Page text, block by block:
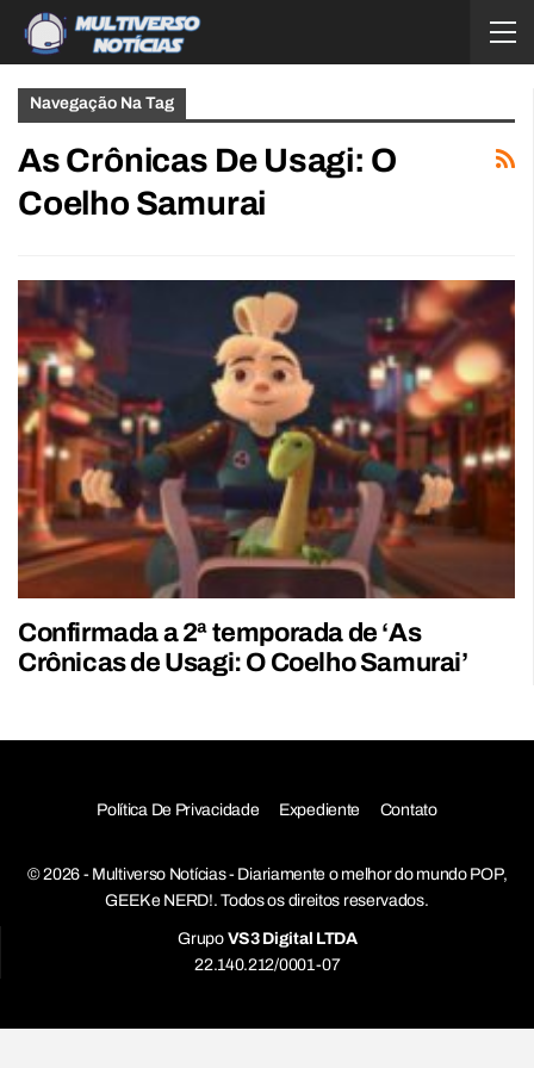
Navegação Na Tag
As Crônicas De Usagi: O
Coelho Samurai
Confirmada a 2ª temporada de ‘As
Crônicas de Usagi: O Coelho Samurai’
Política De Privacidade Expediente Contato
© 2026 - Multiverso Notícias - Diariamente o melhor do mundo POP,
GEEK e NERD!. Todos os direitos reservados.
Grupo VS3 Digital LTDA
22.140.212/0001-07